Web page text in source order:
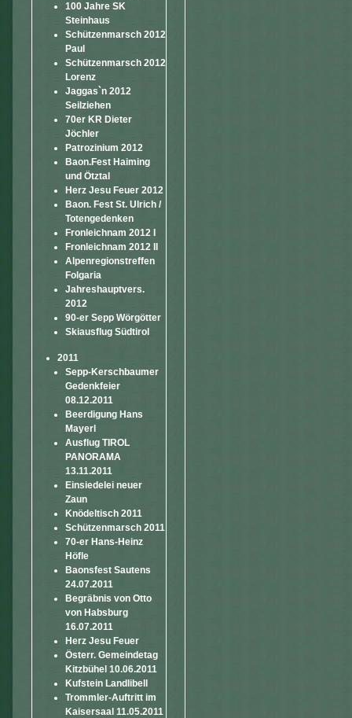
100 Jahre SK
Steinhaus
Schützenmarsch 2012
Paul
Schützenmarsch 2012
Lorenz
Jaggas`n 2012
Seilziehen
70er KR Dieter
Jöchler
Patrozinium 2012
Baon.Fest Haiming
und Ötztal
Herz Jesu Feuer 2012
Baon. Fest St. Ulrich /
Totengedenken
Fronleichnam 2012 I
Fronleichnam 2012 II
Alpenregionstreffen
Folgaria
Jahreshauptvers.
2012
90-er Sepp Wörgötter
Skiausflug Südtirol
2011
Sepp-Kerschbaumer
Gedenkfeier
08.12.2011
Beerdigung Hans
Mayerl
Ausflug TIROL
PANORAMA
13.11.2011
Einsiedelei neuer
Zaun
Knödeltisch 2011
Schützenmarsch 2011
70-er Hans-Heinz
Höfle
Baonsfest Sautens
24.07.2011
Begräbnis von Otto
von Habsburg
16.07.2011
Herz Jesu Feuer
Österr. Gemeindetag
Kitzbühel 10.06.2011
Kufstein Landlibell
Trommler-Auftritt im
Kaisersaal 11.05.2011